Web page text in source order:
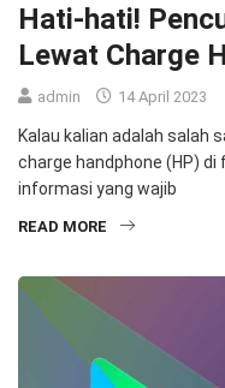
Hati-hati!
Lewat Charge
admin 14 April 2023
Kalau kalian adalah salah
charge handphone (HP) di
informasi yang wajib
READ MORE